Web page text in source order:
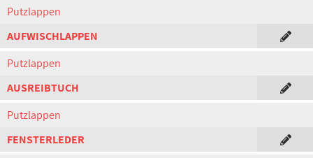
Putzlappen
AUFWISCHLAPPEN
Putzlappen
AUSREIBTUCH
Putzlappen
FENSTERLEDER